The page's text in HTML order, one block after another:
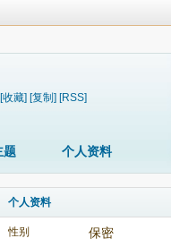
[收藏] [复制] [RSS]
题 个人资料
个人资料
性别 保密